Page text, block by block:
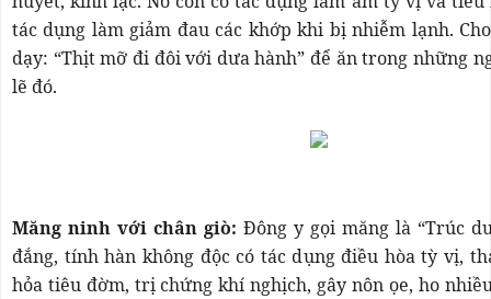
tác dụng làm giảm đau các khớp khi bị nhiễm lạnh.
dạy: “Thịt mỡ đi đôi với dưa hành” để ăn trong những
lẽ đó.
Măng ninh với chân giò: Đông y gọi măng là “Trúc
đắng, tính hàn không độc có tác dụng điều hòa tỳ vị,
hỏa tiêu đờm, trị chứng khí nghịch, gây nôn ọe, ho